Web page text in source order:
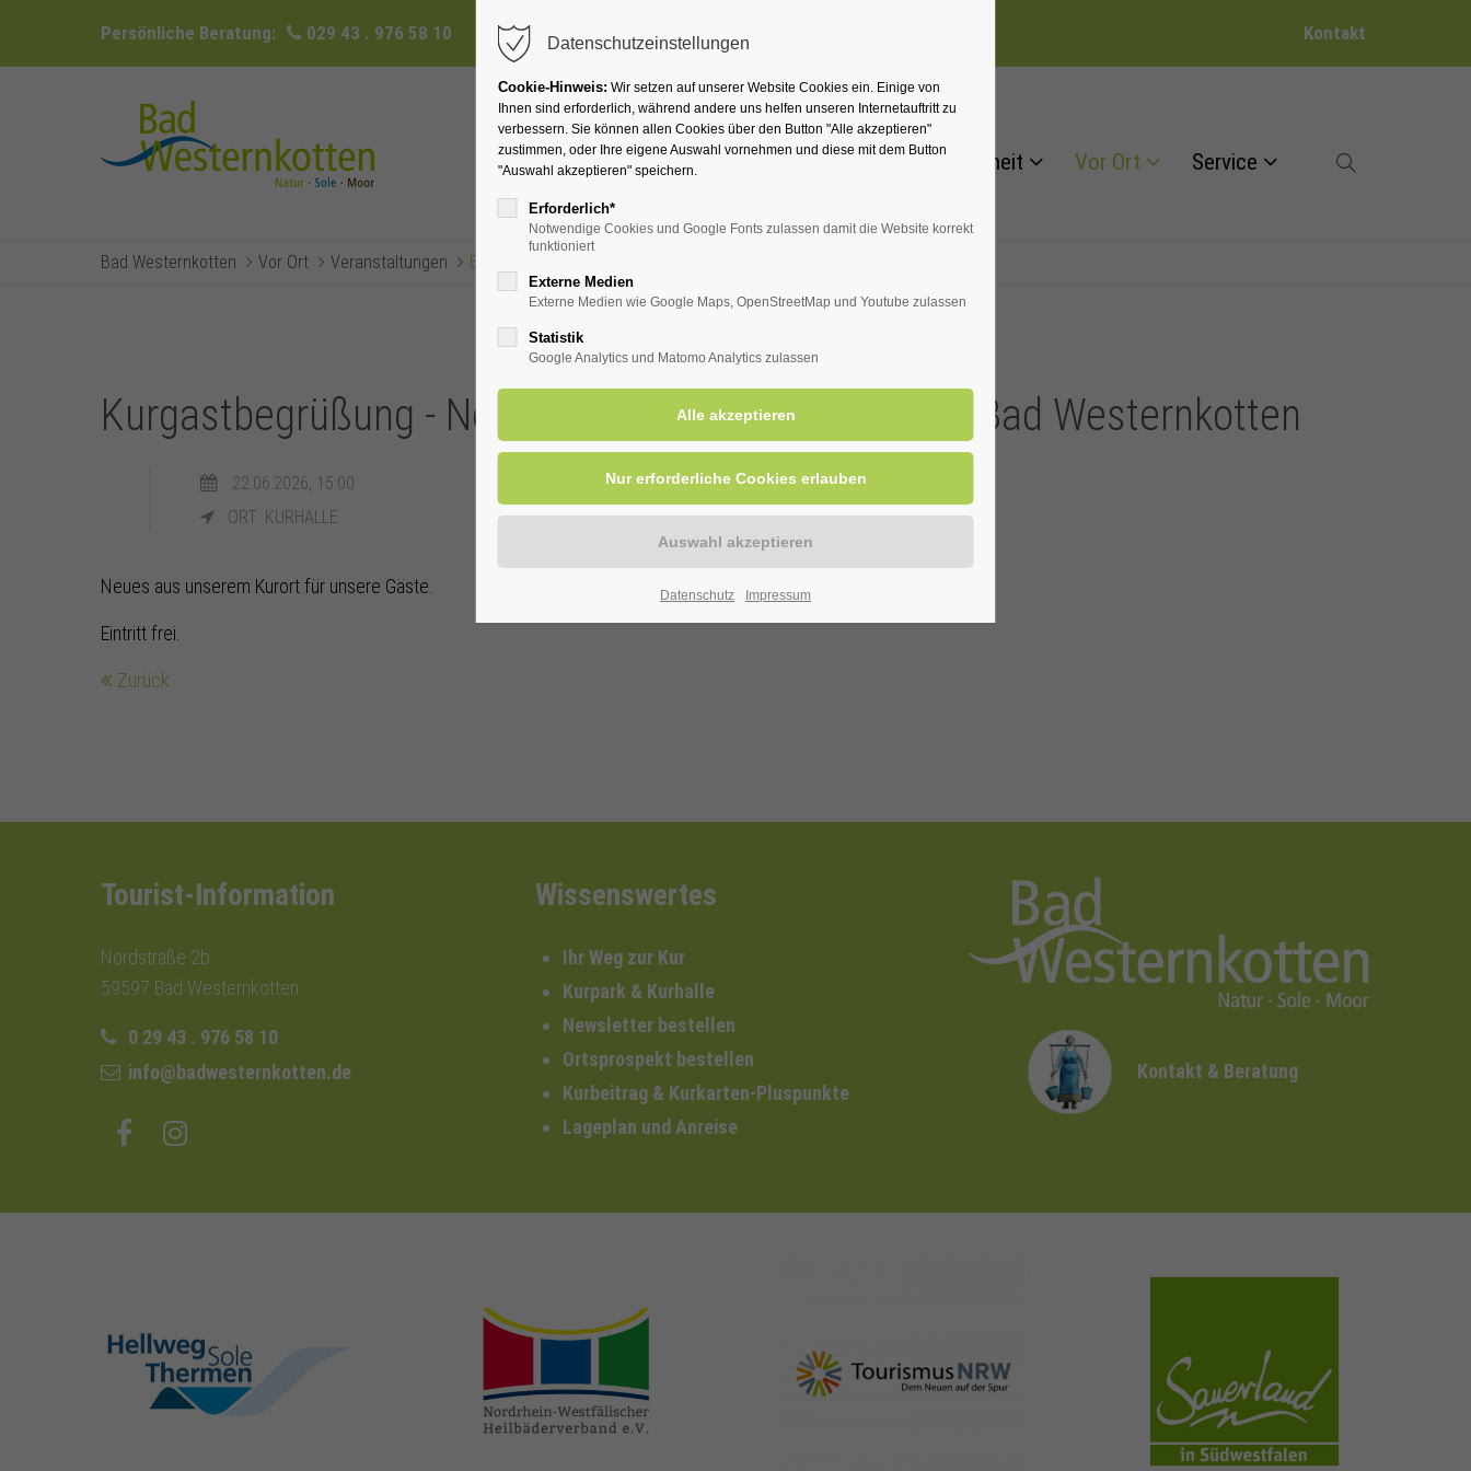
Persönliche Beratung: 029 43 . 976 58 10 info@badwesternkotten.de Kontakt
Ihr Heilbad Übernachten Für Ihre Gesundheit Vor Ort Service
Bad Westernkotten Vor Ort Veranstaltungen Eventsreader (Timeline)
Kurgastbegrüßung - Neues und Wissenswertes aus Bad Westernkotten
22.06.2026, 15:00
ORT: KURHALLE
Neues aus unserem Kurort für unsere Gäste.
Eintritt frei.
Zurück
Tourist-Information
Nordstraße 2b
59597 Bad Westernkotten
0 29 43 . 976 58 10
info@badwesternkotten.de
Wissenswertes
Ihr Weg zur Kur
Kurpark & Kurhalle
Newsletter bestellen
Ortsprospekt bestellen
Kurbeitrag & Kurkarten-Pluspunkte
Lageplan und Anreise
Kontakt & Beratung
hellweg-sole-
thermen.de
heilbaeder.de
nrw-tourismus.de sauerland.com
Datenschutzeinstellungen
Cookie-Hinweis: Wir setzen auf unserer Website Cookies ein. Einige von
Ihnen sind erforderlich, während andere uns helfen unseren Internetauftritt zu
verbessern. Sie können allen Cookies über den Button "Alle akzeptieren"
zustimmen, oder Ihre eigene Auswahl vornehmen und diese mit dem Button
"Auswahl akzeptieren" speichern.
Erforderlich*
Notwendige Cookies und Google Fonts zulassen damit die Website korrekt
funktioniert
Externe Medien
Externe Medien wie Google Maps, OpenStreetMap und Youtube zulassen
Statistik
Google Analytics und Matomo Analytics zulassen
Datenschutz Impressum